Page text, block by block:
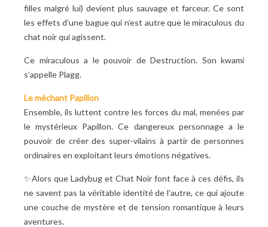
filles malgré lui) devient plus sauvage et farceur. Ce sont
les effets d’une bague qui n’est autre que le miraculous du
chat noir qui agissent.
Ce miraculous a le pouvoir de Destruction. Son kwami
s’appelle Plagg.
Le méchant Papillon
Ensemble, ils luttent contre les forces du mal, menées par
le mystérieux Papillon. Ce dangereux personnage a le
pouvoir de créer des super-vilains à partir de personnes
ordinaires en exploitant leurs émotions négatives.
✨Alors que Ladybug et Chat Noir font face à ces défis, ils
ne savent pas la véritable identité de l’autre, ce qui ajoute
une couche de mystère et de tension romantique à leurs
aventures.